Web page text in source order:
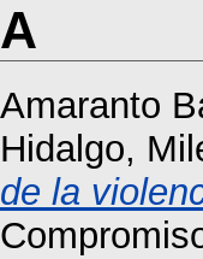
A
Amaranto
Hidalgo,
de la